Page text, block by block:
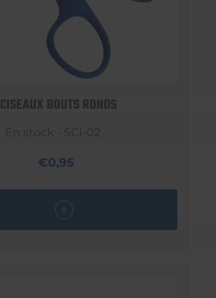
CISEAUX BOUTS RONDS
En stock - SCI-02
€0,95